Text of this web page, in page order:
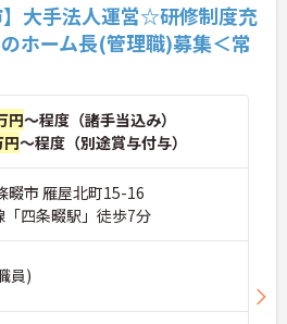
】大手法人運営☆研修制度充
ホーム長(管理職)募集＜常
円～程度（諸手当込み）
～程度（別途賞与付与）
畷市 雁屋北町15-16
「四条畷駅」徒歩7分
員)